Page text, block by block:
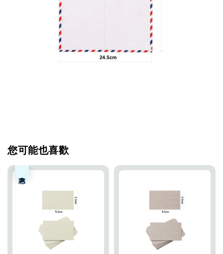
您可能也喜歡